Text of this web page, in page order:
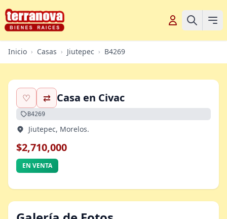
Inicio › Casas › Jiutepec › B4269
♡ ⇄ Casa en Civac
B4269
Jiutepec, Morelos.
$2,710,000
EN VENTA